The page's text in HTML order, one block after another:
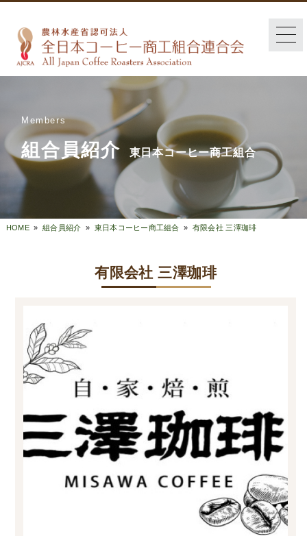
Members
組合員紹介 東日本コーヒー商工組合
HOME »組合員紹介 » 東日本コーヒー商工組合 » 有限会社 三澤珈琲
有限会社 三澤珈琲